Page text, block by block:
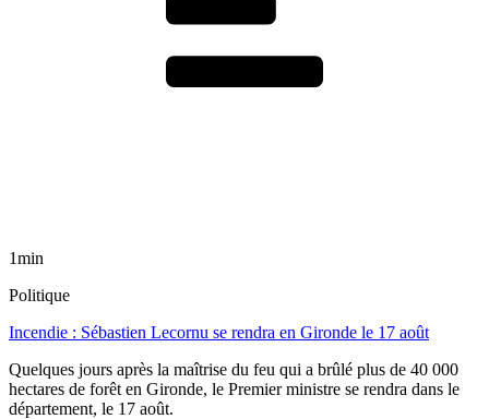
1min
Politique
Incendie : Sébastien Lecornu se rendra en Gironde le 17 août
Quelques jours après la maîtrise du feu qui a brûlé plus de 40 000
hectares de forêt en Gironde, le Premier ministre se rendra dans le
département, le 17 août.